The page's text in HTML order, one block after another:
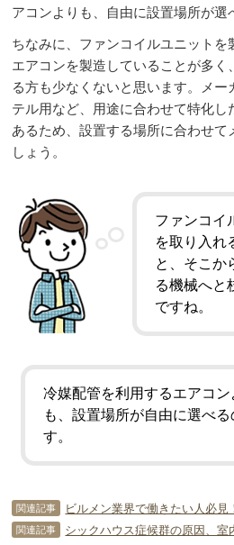
アコンよりも、自由に設置場所が選
ちなみに、ファンコイルユニットを
エアコンを製造していることが多
る方も少なくないと思います。メ
テル用など、用途に合わせて特化し
あるため、設置する場所に合わせ
しょう。
ファンコイ
を取り入れ
と、そこか
る機械へと
ですね。
冷媒配管を利用するエアコン
も、設置場所が自由に選べる
す。
関連記事
関連記事